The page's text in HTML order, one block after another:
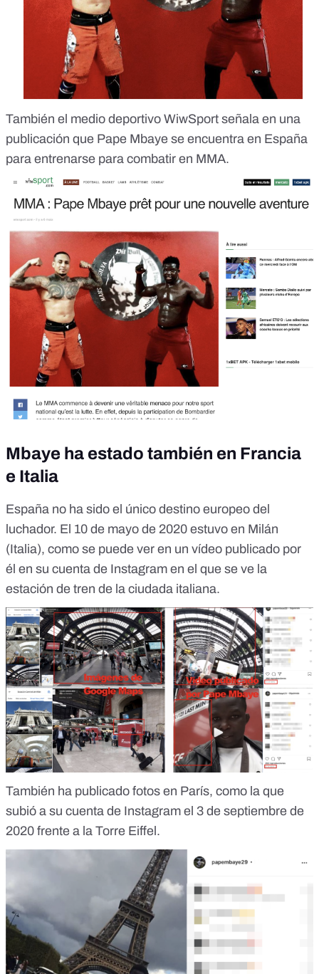
También el medio deportivo WiwSport señala en una
publicación que Pape Mbaye se encuentra en España
para entrenarse para combatir en MMA.
Mbaye ha estado también en Francia
e Italia
España no ha sido el único destino europeo del
luchador. El 10 de mayo de 2020 estuvo en Milán
(Italia), como se puede ver en un vídeo publicado por
él en su cuenta de Instagram en el que se ve la
estación de tren de la ciudada italiana.
También ha publicado fotos en París, como la que
subió a su cuenta de Instagram el 3 de septiembre de
2020 frente a la Torre Eiffel.